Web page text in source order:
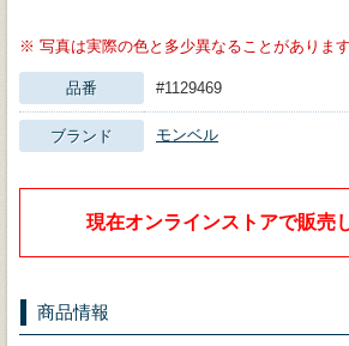
※ 写真は実際の色と多少異なることがあります
品番 #1129469
ブランド モンベル
現在オンラインストアで販売
商品情報